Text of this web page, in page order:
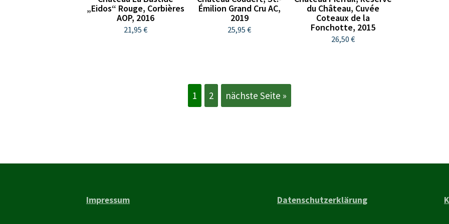
„Eidos“ Rouge, Corbières
AOP, 2016
21,95 €
Émilion Grand Cru AC,
2019
25,95 €
du Château, Cuvée
Coteaux de la
Fonchotte, 2015
26,50 €
1 2 nächste Seite »
Impressum Datenschutzerklärung